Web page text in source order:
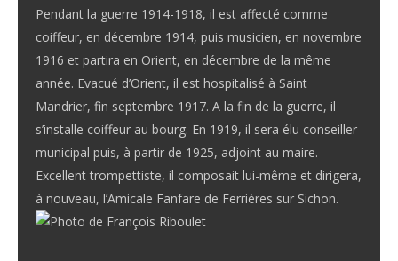
Pendant la guerre 1914-1918, il est affecté comme
coiffeur, en décembre 1914, puis musicien, en novembre
1916 et partira en Orient, en décembre de la même
année. Evacué d’Orient, il est hospitalisé à Saint
Mandrier, fin septembre 1917. A la fin de la guerre, il
s’installe coiffeur au bourg. En 1919, il sera élu conseiller
municipal puis, à partir de 1925, adjoint au maire.
Excellent trompettiste, il composait lui-même et dirigera,
à nouveau, l’Amicale Fanfare de Ferrières sur Sichon.